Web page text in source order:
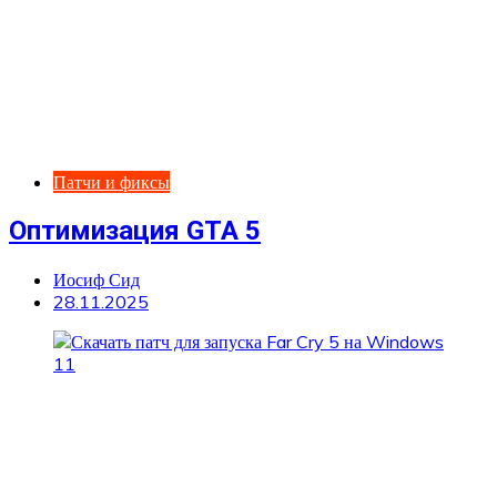
Патчи и фиксы
Оптимизация GTA 5
Иосиф Сид
28.11.2025